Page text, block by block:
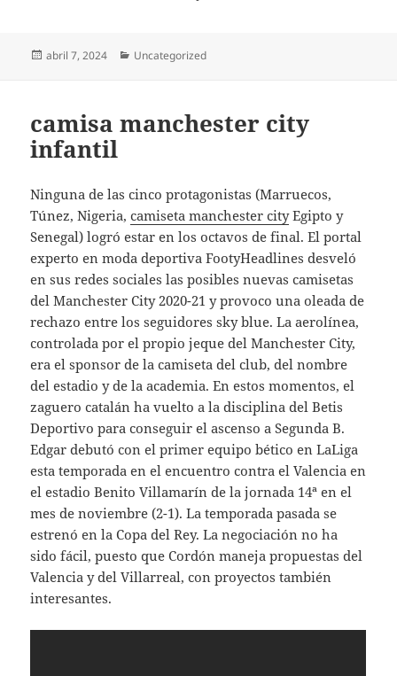
Publicado
abril 7, 2024 Categorías
Uncategorized
camisa manchester city
infantil
Ninguna de las cinco protagonistas (Marruecos,
Túnez, Nigeria,camiseta manchester cityEgipto y
Senegal) logró estar en los octavos de final. El portal
experto en moda deportiva FootyHeadlines desveló
en sus redes sociales las posibles nuevas camisetas
del Manchester City 2020-21 y provoco una oleada de
rechazo entre los seguidores sky blue. La aerolínea,
controlada por el propio jeque del Manchester City,
era el sponsor de la camiseta del club, del nombre
del estadio y de la academia. En estos momentos, el
zaguero catalán ha vuelto a la disciplina del Betis
Deportivo para conseguir el ascenso a Segunda B.
Edgar debutó con el primer equipo bético en LaLiga
esta temporada en el encuentro contra el Valencia en
el estadio Benito Villamarín de la jornada 14ª en el
mes de noviembre (2-1). La temporada pasada se
estrenó en la Copa del Rey. La negociación no ha
sido fácil, puesto que Cordón maneja propuestas del
Valencia y del Villarreal, con proyectos también
interesantes.